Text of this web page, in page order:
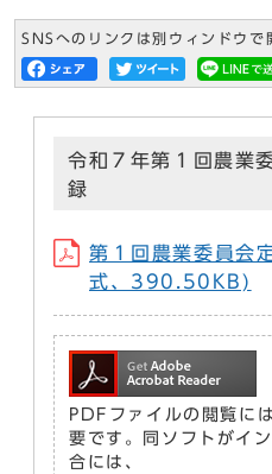
SNSへのリンクは別ウィンドウで
令和７年第１回農業
録
第１回農業委員会
式、390.50KB)
PDFファイルの閲覧
要です。同ソフトがイ
合には、